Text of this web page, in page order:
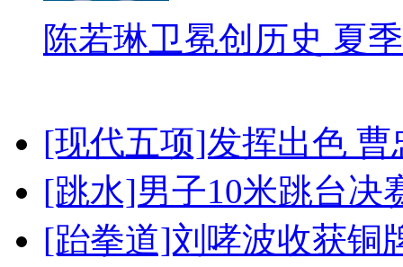
陈若琳卫冕创历史 夏
[现代五项]发挥出色
[跳水]男子10米跳台决
[跆拳道]刘哮波收获铜